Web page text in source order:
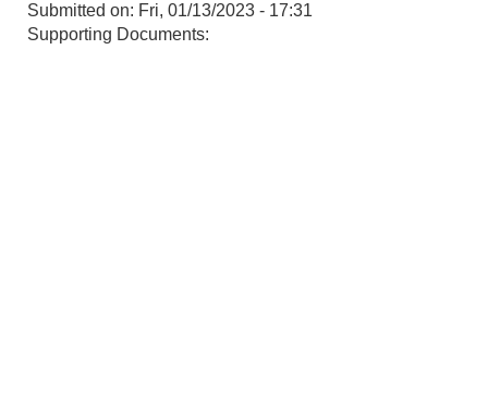
Submitted on: Fri, 01/13/2023 - 17:31
Supporting Documents: